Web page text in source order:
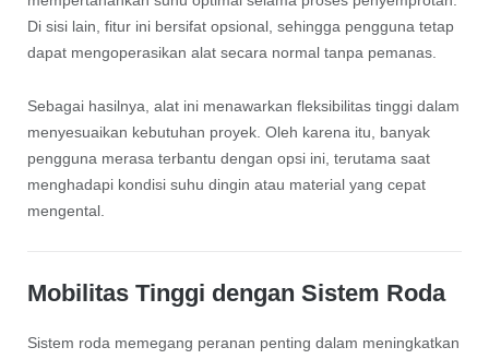
Di sisi lain, fitur ini bersifat opsional, sehingga pengguna tetap
dapat mengoperasikan alat secara normal tanpa pemanas.
Sebagai hasilnya, alat ini menawarkan fleksibilitas tinggi dalam
menyesuaikan kebutuhan proyek. Oleh karena itu, banyak
pengguna merasa terbantu dengan opsi ini, terutama saat
menghadapi kondisi suhu dingin atau material yang cepat
mengental.
Mobilitas Tinggi dengan Sistem Roda
Sistem roda memegang peranan penting dalam meningkatkan